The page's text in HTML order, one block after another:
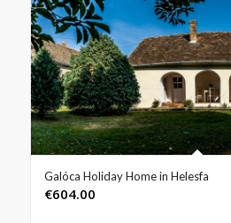
Galóca Holiday Home in Helesfa
€604.00